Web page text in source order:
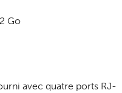
Go
avec quatre ports RJ-